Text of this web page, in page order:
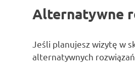
Alternatywne
Jeśli planujesz wizytę w
alternatywnych